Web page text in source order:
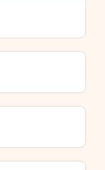
jeg min
kan stole på,
dag.
en
enten som